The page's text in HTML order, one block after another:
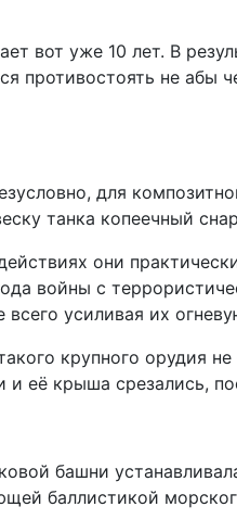
вот уже 10 лет. В
противостоять не абы
для
танка копеечный
они
войны с
усиливая их
крупного орудия
её крыша срезались,
башни
баллистикой